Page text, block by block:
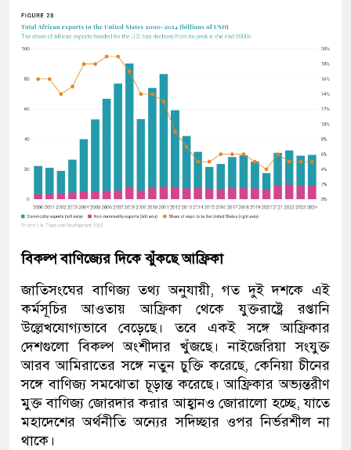
বিকল্প বাণিজ্যের দিকে ঝুঁকছে আফ্রিকা
জাতিসংঘের বাণিজ্য তথ্য অনুযায়ী, গত দুই দশকে এই
কর্মসূচির আওতায় আফ্রিকা থেকে যুক্তরাষ্ট্রে রপ্তানি
উল্লেখযোগ্যভাবে বেড়েছে। তবে একই সঙ্গে আফ্রিকার
দেশগুলো বিকল্প অংশীদার খুঁজছে। নাইজেরিয়া সংযুক্ত
আরব আমিরাতের সঙ্গে নতুন চুক্তি করেছে, কেনিয়া চীনের
সঙ্গে বাণিজ্য সমঝোতা চূড়ান্ত করেছে। আফ্রিকার অভ্যন্তরীণ
মুক্ত বাণিজ্য জোরদার করার আহ্বানও জোরালো হচ্ছে, যাতে
মহাদেশের অর্থনীতি অন্যের সদিচ্ছার ওপর নির্ভরশীল না
থাকে।